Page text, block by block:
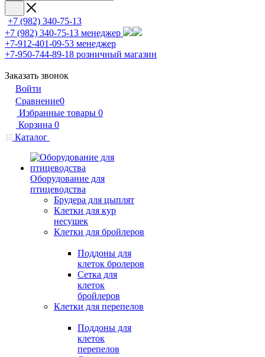
+7 (982) 340-75-13
+7 (982) 340-75-13 менеджер
+7-912-401-09-53 менеджер
+7-950-744-89-18 розничный магазин
Заказать звонок
Войти
Сравнение0
Избранные товары 0
Корзина 0
Каталог
Оборудование для
птицеводства
Брудера для цыплят
Клетки для кур
несушек
Клетки для бройлеров
Поддоны для
клеток бролеров
Сетка для
клеток
бройлеров
Клетки для перепелов
Поддоны для
клеток
перепелов